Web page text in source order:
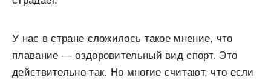
У нас в стране сложилось такое мнение, что
плавание — оздоровительный вид спорт. Это
действительно так. Но многие считают, что если